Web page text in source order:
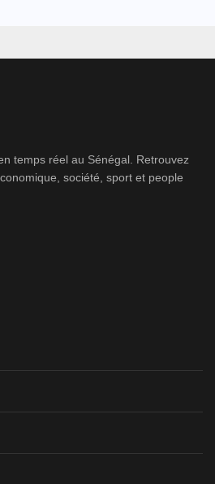
temps réel au Sénégal. Retrouvez
société, sport et people